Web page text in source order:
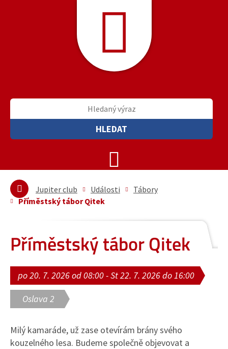
HLEDAT
Jupiter club Události
Tábory
Příměstský tábor Qitek
Příměstský tábor Qitek
po 20. 7. 2026 od 08:00 - St 22. 7. 2026 do 16:00
Oslava 2
Milý kamaráde, už zase otevírám brány svého
kouzelného lesa. Budeme společně objevovat a